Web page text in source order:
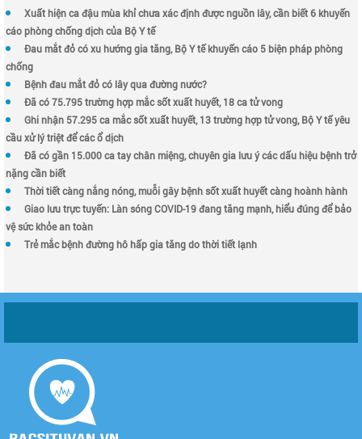
Xuất hiện ca đậu mùa khỉ chưa xác định được nguồn lây, cần biết 6 khuyến
cáo phòng chống dịch của Bộ Y tế
Đau mắt đỏ có xu hướng gia tăng, Bộ Y tế khuyến cáo 5 biện pháp phòng
chống
Bệnh đau mắt đỏ có lây qua đường nước?
Đã có 75.795 trường hợp mắc sốt xuất huyết, 18 ca tử vong
Ghi nhận 57.295 ca mắc sốt xuất huyết, 13 trường hợp tử vong, Bộ Y tế yêu
cầu xử lý triệt để các ổ dịch
Đã có gần 15.000 ca tay chân miệng, chuyên gia lưu ý các dấu hiệu bệnh trở
nặng cần biết
Thời tiết càng nắng nóng, muỗi gây bệnh sốt xuất huyết càng hoành hành
Giao lưu trực tuyến: Làn sóng COVID-19 đang tăng mạnh, hiểu đúng để bảo
vệ sức khỏe an toàn
Trẻ mắc bệnh đường hô hấp gia tăng do thời tiết lạnh